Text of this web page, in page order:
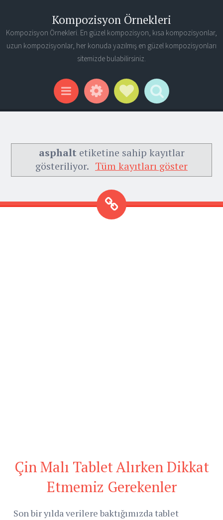
Kompozisyon Örnekleri
Kompozisyon Örnekleri. En güzel kompozisyon, kısa kompozisyonlar,
uzun kompozisyonlar, her konuda yazılmış en güzel kompozisyonları
sitemizde bulabilirsiniz.
Menu WidgetsSocial Links
Search
asphaltetiketine sahip kayıtlar
gösteriliyor. Tüm kayıtları göster
Çin Malı Tablet Alırken Dikkat
Etmemiz Gerekenler
Son bir yılda verilere baktığımızda tablet